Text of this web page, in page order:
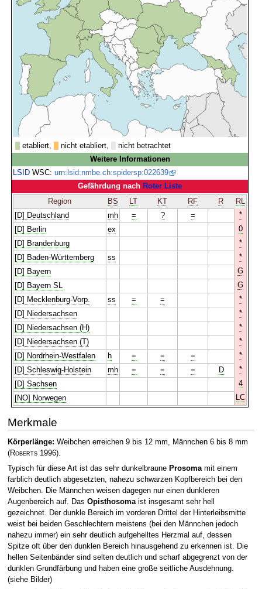
etabliert, nicht etabliert,
nicht betrachtet
Weitere Informationen
LSID WSC:urn:lsid:nmbe.ch:spidersp:022639
Gefährdung nach Roter Liste
Region
BS LT KT RF R
RL
[D] Deutschland
mh = ? =
*
[D] Berlin
ex
0
[D] Brandenburg
*
[D] Baden-Württemberg
ss
*
[D] Bayern
G
[D] Bayern SL
G
[D] Mecklenburg-Vorp.
ss = =
*
[D] Niedersachsen
*
[D] Niedersachsen (H)
*
[D] Niedersachsen (T)
*
[D] Nordrhein-Westfalen
h = = =
*
[D] Schleswig-Holstein
mh = = = D
*
[D] Sachsen
4
[NO] Norwegen
LC
Merkmale
Körperlänge: Weibchen erreichen 9 bis 12 mm, Männchen 6 bis 8 mm
(Roberts1996).
Typisch für diese Art ist das sehr dunkelbraune Prosomamit einem
farblich deutlich abgesetzten, nahezu schwarzen Kopfbereich bei den
Weibchen. Die Männchen weisen dagegen nur einen dunkleren
Augenbereich auf. Das Opisthosomaist insgesamt sehr hell
gezeichnet. Der dunkle Bereich im vorderen Drittel der Hinterleibsmitte
weist bei beiden Geschlechtern meistens (bei den Männchen jedoch
nahezu immer) ein sehr deutlich aufgehelltes Herzmal auf, dessen
Spitze oft über den dunklen Bereich hinausgehend zu erkennen ist. Die
hellen Seitenbänder sind selten deutlich und scharf abgegrenzt von der
dunklen Grundfärbung und haben eine große seitliche Ausdehnung.
(siehe Bilder)